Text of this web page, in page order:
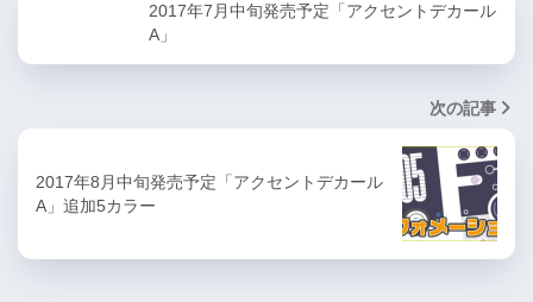
2017年7月中旬発売予定「アクセントデカール
A」
次の記事
2017年8月中旬発売予定「アクセントデカール
A」追加5カラー